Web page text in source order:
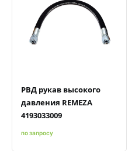
Добавить к сравнению
Добавить в избранное
РВД рукав высокого
давления REMEZA
4193033009
по запросу